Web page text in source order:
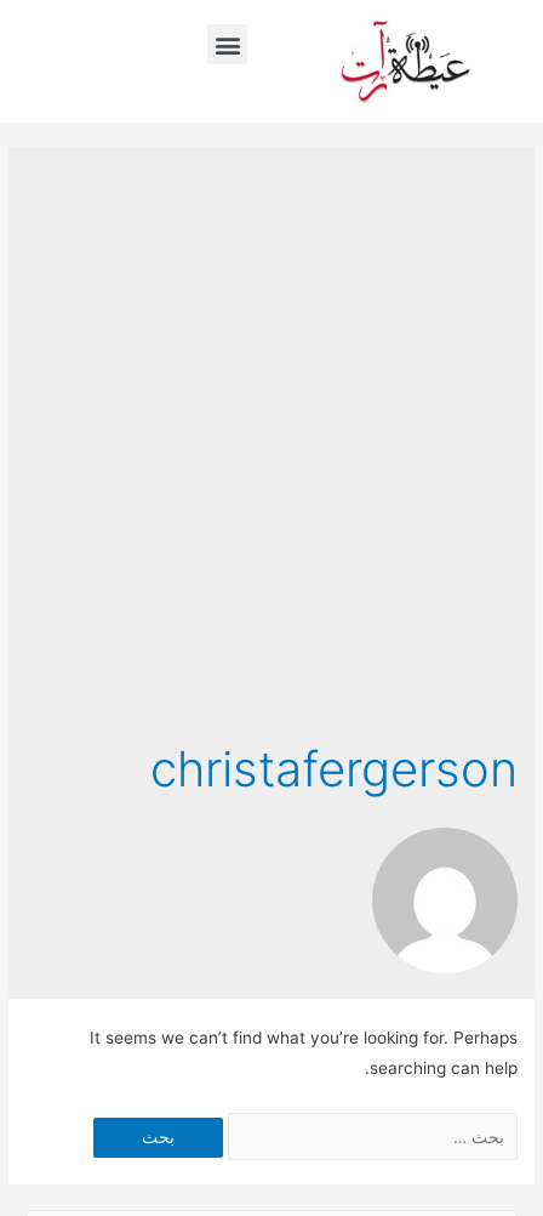
christafergerson
It seems we can’t find what you’re looking for. Perhaps
searching can help.